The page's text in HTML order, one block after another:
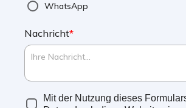
WhatsApp
Nachricht*
Mit der Nutzung dieses